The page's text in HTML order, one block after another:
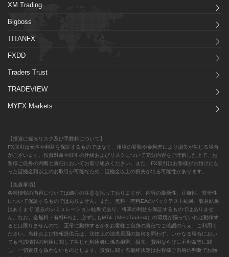
XM Trading
Bigboss
TITANFX
FXDD
Traders Trust
TRADEVIEW
MYFX Markets
【投資に係るリスク及び手数料について】
FX取引は元本や利益を保証するものではなく、相場の変動や金利差により損失が生じる場合
がございます。投資対象や取引の仕組およびリスクについて充分内容をご理解した上で、お
客様ご自身の判断と責任においてお取り組みください。また、FX取引はお客様がお預けにな
った証拠金額以上のお取引が可能なため、証拠金以上の損失が出る可能性があります。
【免責事項】
各種情報の内容については細心の注意を払っておりますが、内容の最新性、正確性、安全性
について保証するものではありません。また、無料・有料EAのバックテスト結果、収益結果
はあくまで 過去のシミュレーション結果であり、将来の利益を保証するものではありませ
ん。なお、全無料・有料EAは、必ずしもMT4（MetaTrader4）の環境が揃っていれば動作す
るとは限りませんので、正常に動作するかをお客様ご自身の責任でご確認のうえ、ご利用く
ださい。当社および情報提供元は、法律上の請求原因の如何を問わず、いかなる場合におい
ても当該情報の利用に関して生じた利用者に係る損害、損失、費用ならびに不利益等に関
し、一切責任を負わないものとします。投資に関する最終決定はお客様ご自身の判断でお願